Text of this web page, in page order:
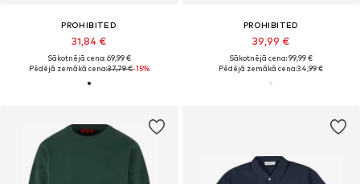
PROHIBITED
31,84 €
Sākotnējā cena: 69,99 €
Pēdējā zemākā cena:37,79 €-15%
PROHIBITED
39,99 €
Sākotnējā cena: 99,99 €
Pēdējā zemākā cena:34,99 €